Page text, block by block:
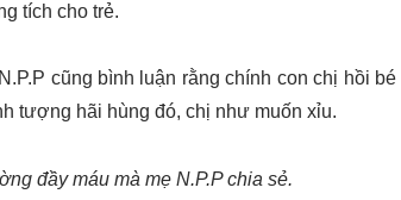
tích cho trẻ.
cũng bình luận rằng chính con chị hồi
tượng hãi hùng đó, chị như muốn xỉu.
đầy máu mà mẹ N.P.P chia sẻ.